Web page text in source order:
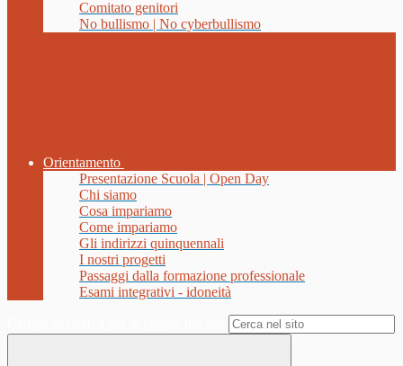
Comitato genitori
No bullismo | No cyberbullismo
Orientamento
Presentazione Scuola | Open Day
Chi siamo
Cosa impariamo
Come impariamo
Gli indirizzi quinquennali
I nostri progetti
Passaggi dalla formazione professionale
Esami integrativi - idoneità